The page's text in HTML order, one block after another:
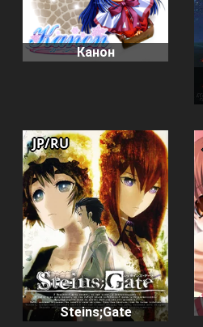
Канон
Steins;Gate
JP/RU